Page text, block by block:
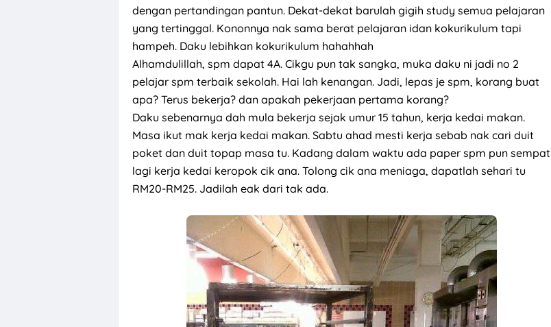
Pengalaman Umrah Kali Pertama Bersama Andalusia
dengan pertandingan pantun. Dekat-dekat barulah gigih study semua pelajaran
yang tertinggal. Kononnya nak sama berat pelajaran idan kokurikulum tapi
hampeh. Daku lebihkan kokurikulum hahahhah
Alhamdulillah, spm dapat 4A. Cikgu pun tak sangka, muka daku ni jadi no 2
pelajar spm terbaik sekolah. Hai lah kenangan. Jadi, lepas je spm, korang buat
apa? Terus bekerja? dan apakah pekerjaan pertama korang?
Daku sebenarnya dah mula bekerja sejak umur 15 tahun, kerja kedai makan.
Masa ikut mak kerja kedai makan. Sabtu ahad mesti kerja sebab nak cari duit
poket dan duit topap masa tu. Kadang dalam waktu ada paper spm pun sempat
lagi kerja kedai keropok cik ana. Tolong cik ana meniaga, dapatlah sehari tu
RM20-RM25. Jadilah eak dari tak ada.